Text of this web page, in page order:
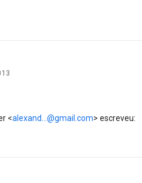
<alexand...@gmail.com> escreveu: